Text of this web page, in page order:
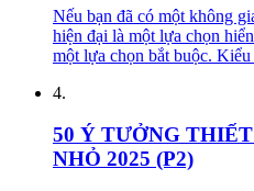
Nếu bạn đã có một không
hiện đại là một lựa chọn
một lựa chọn bắt buộc. Kiểu
4.
50 Ý TƯỞNG
NHỎ 2025 (P2)